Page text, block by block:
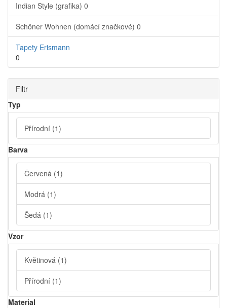
Indian Style (grafika) 0
Schöner Wohnen (domácí značkové) 0
Tapety Erismann
0
Filtr
Typ
Přírodní (1)
Barva
Červená (1)
Modrá (1)
Šedá (1)
Vzor
Květinová (1)
Přírodní (1)
Material